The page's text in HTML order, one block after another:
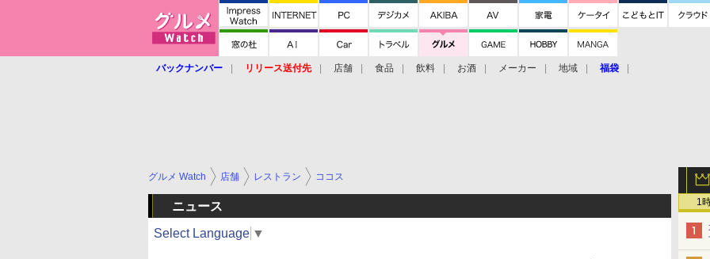
バックナンバー リリース送付先 店舗 食品 飲料 お酒 メーカー 地域 福袋
1
グルメ Watch 店舗 レストラン ココス
ニュース
Select Language ▼